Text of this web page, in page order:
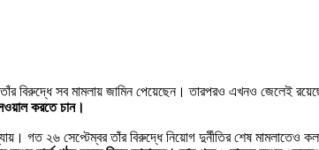
বিরুদ্ধে সব মামলায় জামিন পেয়েছেন। তারপরও এখনও জেলেই
করতে চান।
গত ২৬ সেপ্টেম্বর তাঁর বিরুদ্ধে নিয়োগ দুর্নীতির শেষ